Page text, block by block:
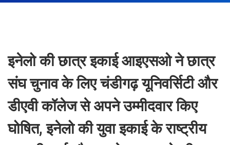
इनेलो की छात्र इकाई आइएसओ ने छात्र
संघ चुनाव के लिए चंडीगढ़ यूनिवर्सिटी और
डीएवी कॉलेज से अपने उम्मीदवार किए
घोषित, इनेलो की युवा इकाई के राष्ट्रीय